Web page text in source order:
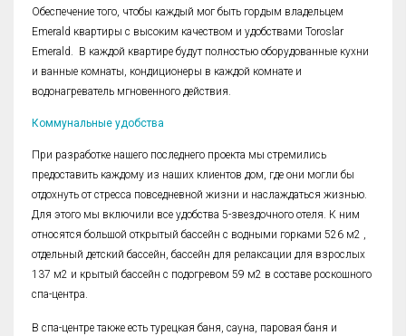
Обеспечение того, чтобы каждый мог быть гордым владельцем
Emerald квартиры с высоким качеством и удобствами Toroslar
Emerald. В каждой квартире будут полностью оборудованные кухни
и ванные комнаты, кондиционеры в каждой комнате и
водонагреватель мгновенного действия.
Коммунальные удобства
При разработке нашего последнего проекта мы стремились
предоставить каждому из наших клиентов дом, где они могли бы
отдохнуть от стресса повседневной жизни и наслаждаться жизнью.
Для этого мы включили все удобства 5-звездочного отеля. К ним
относятся большой открытый бассейн с водными горками 526 м2 ,
отдельный детский бассейн, бассейн для релаксации для взрослых
137 м2 и крытый бассейн с подогревом 59 м2 в составе роскошного
спа-центра.
В спа-центре также есть турецкая баня, сауна, паровая баня и